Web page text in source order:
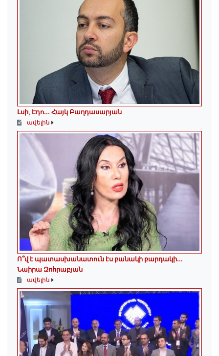
Լսի, Էդո․․․ Հայկ Բաղդասարյան
ավելին
Ո՞վ է պատասխանատուն էս բանակի բարդակի․․․
Նաիրա Զոհրաբյան
ավելին